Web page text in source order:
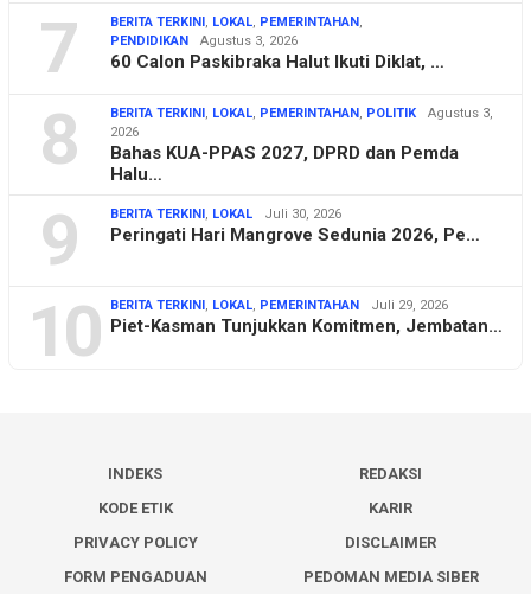
7 BERITA TERKINI LOKAL PEMERINTAHAN
PENDIDIKAN
Agustus 3, 2026
60 Calon Paskibraka Halut Ikuti Diklat, …
8 BERITA TERKINI LOKAL PEMERINTAHAN POLITIK
Agustus 3,
2026
Bahas KUA-PPAS 2027, DPRD dan Pemda
Halu…
9 BERITA TERKINI LOKAL Juli 30, 2026
Peringati Hari Mangrove Sedunia 2026, Pe…
10 BERITA TERKINI LOKAL PEMERINTAHAN Juli 29, 2026
Piet-Kasman Tunjukkan Komitmen, Jembatan…
INDEKS
REDAKSI
KODE ETIK
KARIR
PRIVACY POLICY
DISCLAIMER
FORM PENGADUAN
PEDOMAN MEDIA SIBER